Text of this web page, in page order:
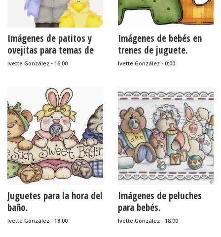
Imágenes de patitos y
ovejitas para temas de
bebés.
Ivette González - 16:00
Imágenes de bebés en
trenes de juguete.
Ivette González - 0:00
Juguetes para la hora del
baño.
Ivette González - 18:00
Imágenes de peluches
para bebés.
Ivette González - 18:00